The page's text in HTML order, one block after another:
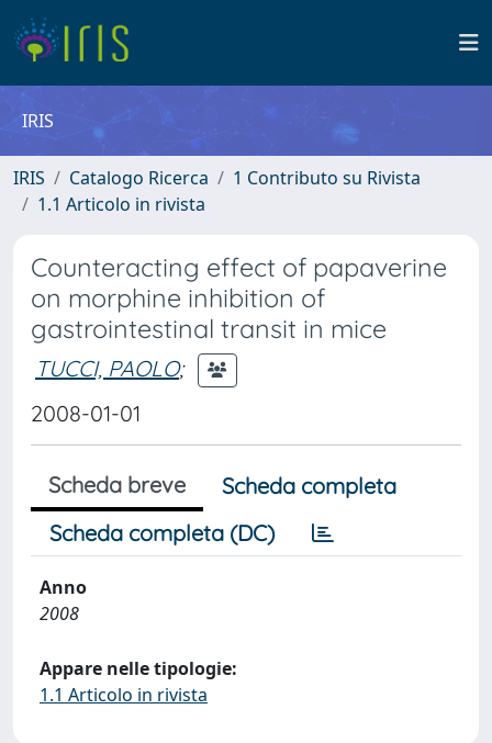
IRIS
IRIS Catalogo Ricerca
1 Contributo su Rivista
1.1 Articolo in rivista
Counteracting effect of papaverine
on morphine inhibition of
gastrointestinal transit in mice
TUCCI, PAOLO;
2008-01-01
Scheda breve
Scheda completa
Scheda completa (DC)
Anno
2008
Appare nelle tipologie:
1.1 Articolo in rivista